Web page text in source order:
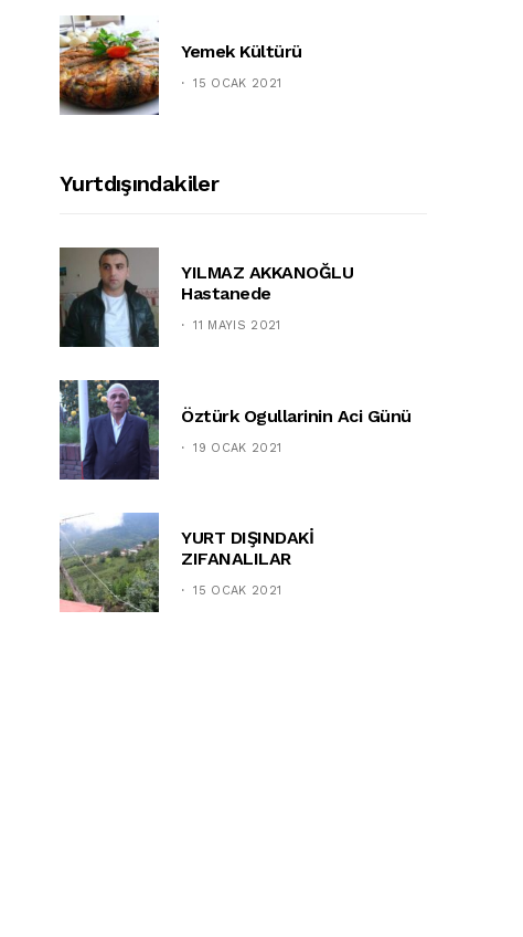
Yemek Kültürü
15 OCAK 2021
Yurtdışındakiler
YILMAZ AKKANOĞLU
Hastanede
11 MAYIS 2021
Öztürk Ogullarinin Aci Günü
19 OCAK 2021
YURT DIŞINDAKİ
ZIFANALILAR
15 OCAK 2021